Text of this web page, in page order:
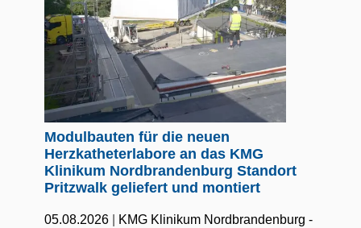
Modulbauten für die neuen
Herzkatheterlabore an das KMG
Klinikum Nordbrandenburg Standort
Pritzwalk geliefert und montiert
05.08.2026 | KMG Klinikum Nordbrandenburg -